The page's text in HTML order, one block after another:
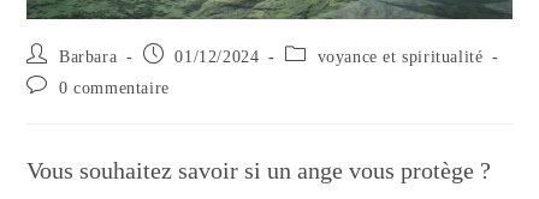
Auteur/autrice
de
la
Barbara
Publication
01/12/2024
Post
voyance et spiritualité
Commentaires
0 commentaire
Vous souhaitez savoir si un ange vous protège ?